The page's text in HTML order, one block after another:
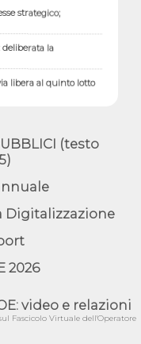
strategico;
la
libera al quinto lotto
di energie rinnovabili
per
all’AI Act in
approvata oggi la
della responsabilità
(testo
Digitalizzazione
2026
video e relazioni
Fascicolo Virtuale dell'Operatore